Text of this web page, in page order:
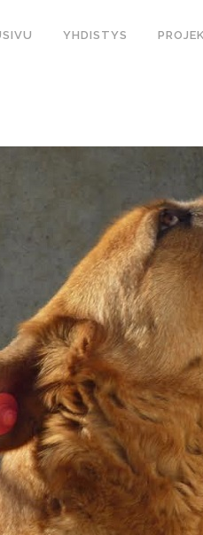
YHDISTYS